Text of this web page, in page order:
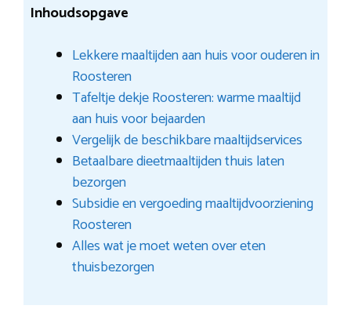
Inhoudsopgave
Lekkere maaltijden aan huis voor ouderen in
Roosteren
Tafeltje dekje Roosteren: warme maaltijd
aan huis voor bejaarden
Vergelijk de beschikbare maaltijdservices
Betaalbare dieetmaaltijden thuis laten
bezorgen
Subsidie en vergoeding maaltijdvoorziening
Roosteren
Alles wat je moet weten over eten
thuisbezorgen